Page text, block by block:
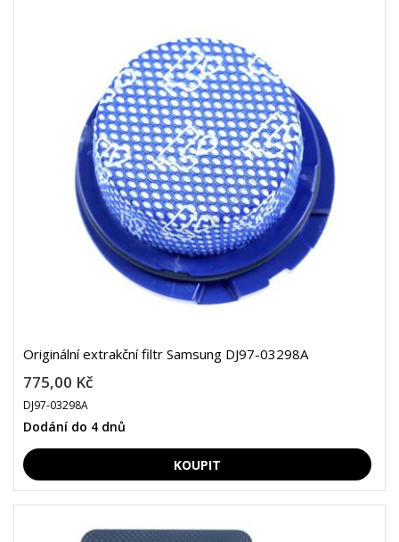
Originální extrakční filtr Samsung DJ97-03298A
775,00 Kč
DJ97-03298A
Dodání do 4 dnů